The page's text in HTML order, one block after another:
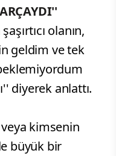
olanın,
geldim ve tek
diyerek anlattı.
kimsenin
büyük bir